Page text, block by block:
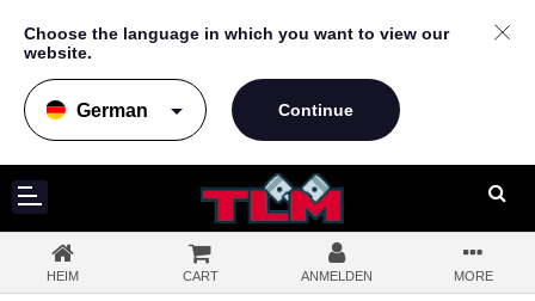
Choose the language in which you want to view our
website.
arrow_drop_down
HEIM CART ANMELDEN MORE